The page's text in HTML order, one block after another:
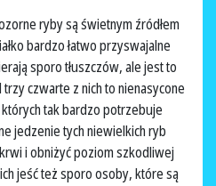
ryby są świetnym źródłem
bardzo łatwo przyswajalne
sporo tłuszczów, ale jest to
czwarte z nich to nienasycone
tak bardzo potrzebuje
jedzenie tych niewielkich ryb
i obniżyć poziom szkodliwej
jeść też sporo osoby, które są